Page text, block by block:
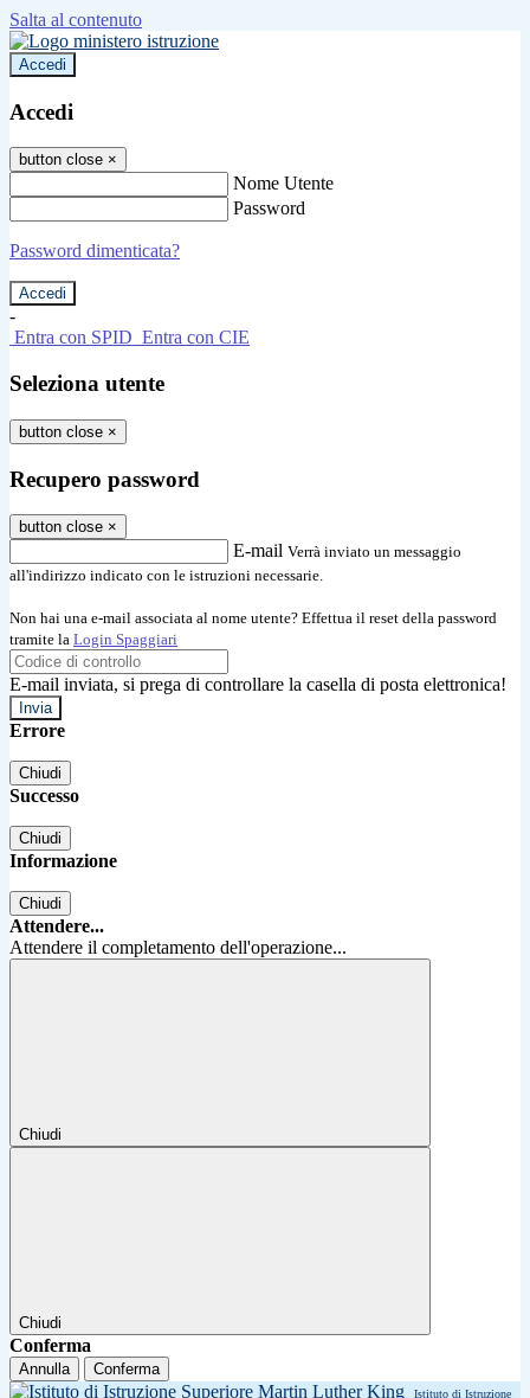
Salta al contenuto
Accedi
Accedi
button close ×
Nome Utente
Password
Password dimenticata?
-
Entra con SPID Entra con CIE
Seleziona utente
button close ×
Recupero password
button close ×
E-mail Verrà inviato un messaggio
all'indirizzo indicato con le istruzioni necessarie.
Non hai una e-mail associata al nome utente? Effettua il reset della password
tramite la Login Spaggiari
E-mail inviata, si prega di controllare la casella di posta elettronica!
Errore
Chiudi
Successo
Chiudi
Informazione
Chiudi
Attendere...
Attendere il completamento dell'operazione...
Chiudi
Chiudi
Conferma
Annulla Conferma
Istituto di Istruzione